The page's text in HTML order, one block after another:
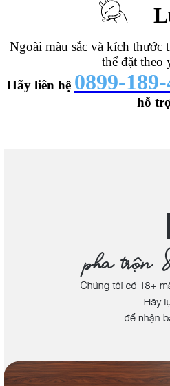
Ngoài màu sắc và kích thước
thể đặt theo
Hãy liên hệ 0899-
hỗ